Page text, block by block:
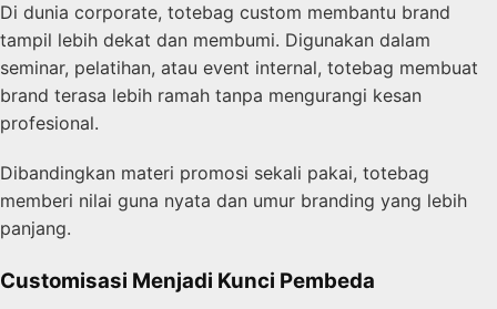
Di dunia corporate, totebag custom membantu brand
tampil lebih dekat dan membumi. Digunakan dalam
seminar, pelatihan, atau event internal, totebag membuat
brand terasa lebih ramah tanpa mengurangi kesan
profesional.
Dibandingkan materi promosi sekali pakai, totebag
memberi nilai guna nyata dan umur branding yang lebih
panjang.
Customisasi Menjadi Kunci Pembeda